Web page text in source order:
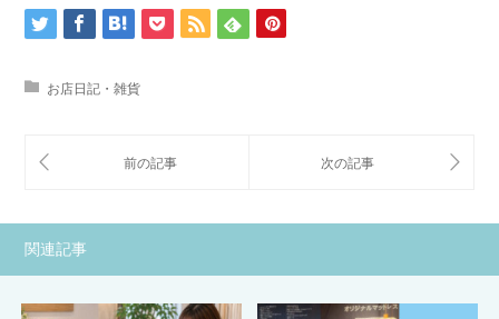
お店日記・雑貨
関連記事